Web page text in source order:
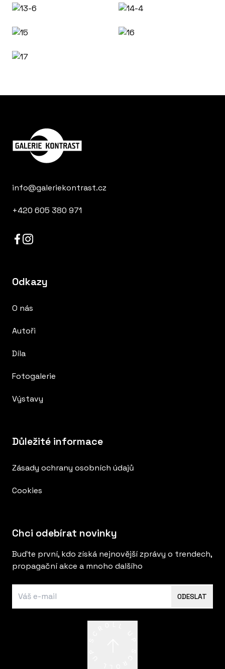
info@galeriekontrast.cz
+420 605 380 971
Odkazy
O nás
Autoři
Díla
Fotogalerie
Výstavy
Důležité informace
Zásady ochrany osobních údajů
Cookies
Chci odebírat novinky
Buďte první, kdo získá nejnovější zprávy o trendech,
propagační akce a mnoho dalšího
ODESLAT